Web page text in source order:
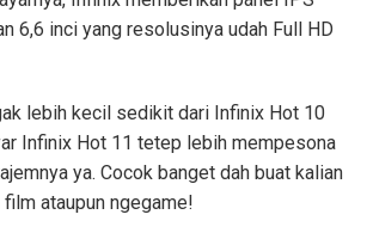
6,6 inci yang resolusinya udah Full HD
lebih kecil sedikit dari Infinix Hot 10
Infinix Hot 11 tetep lebih mempesona
ya. Cocok banget dah buat kalian
ataupun ngegame!